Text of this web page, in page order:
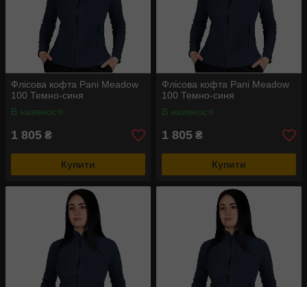
Флісова кофта Pani Meadow
100 Темно-синя
В наявності
1 805 ₴
Купити
Флісова кофта Pani Meadow
100 Темно-синя
В наявності
1 805 ₴
Купити